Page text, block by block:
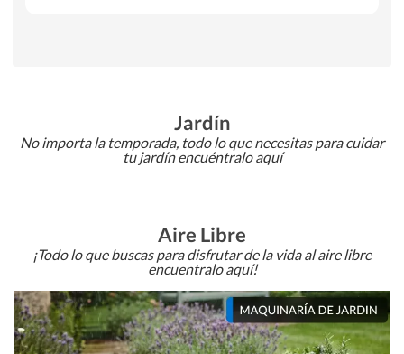
Jardín
No importa la temporada, todo lo que necesitas para cuidar
tu jardín encuéntralo aquí
Aire Libre
¡Todo lo que buscas para disfrutar de la vida al aire libre
encuentralo aquí!